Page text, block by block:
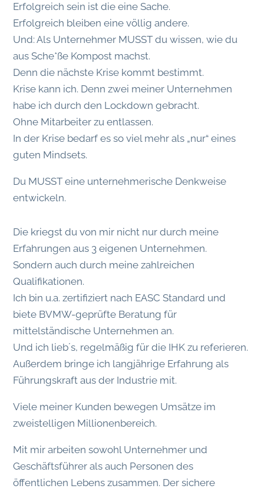
Erfolgreich sein ist die eine Sache.
Erfolgreich bleiben eine völlig andere.
Und: Als Unternehmer MUSST du wissen, wie du
aus Sche*ße Kompost machst.
Denn die nächste Krise kommt bestimmt.
Krise kann ich. Denn zwei meiner Unternehmen
habe ich durch den Lockdown gebracht.
Ohne Mitarbeiter zu entlassen.
In der Krise bedarf es so viel mehr als „nur“ eines
guten Mindsets.
Du MUSST eine unternehmerische Denkweise
entwickeln.
Die kriegst du von mir nicht nur durch meine
Erfahrungen aus 3 eigenen Unternehmen.
Sondern auch durch meine zahlreichen
Qualifikationen.
Ich bin u.a. zertifiziert nach EASC Standard und
biete BVMW-geprüfte Beratung für
mittelständische Unternehmen an.
Und ich lieb´s, regelmäßig für die IHK zu referieren.
Außerdem bringe ich langjährige Erfahrung als
Führungskraft aus der Industrie mit.
Viele meiner Kunden bewegen Umsätze im
zweistelligen Millionenbereich.
Mit mir arbeiten sowohl Unternehmer und
Geschäftsführer als auch Personen des
öffentlichen Lebens zusammen. Der sichere